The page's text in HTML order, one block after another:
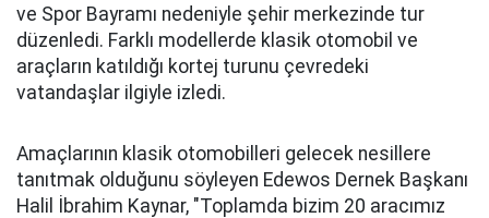
ve Spor Bayramı nedeniyle şehir merkezinde tur
düzenledi. Farklı modellerde klasik otomobil ve
araçların katıldığı kortej turunu çevredeki
vatandaşlar ilgiyle izledi.
Amaçlarının klasik otomobilleri gelecek nesillere
tanıtmak olduğunu söyleyen Edewos Dernek Başkanı
Halil İbrahim Kaynar, "Toplamda bizim 20 aracımız